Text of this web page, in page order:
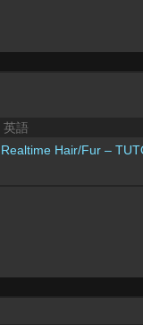
英語
Realtime Hair/Fur –